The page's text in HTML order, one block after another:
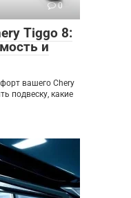
0
Tiggo 8:
и
вашего Chery
подвеску, какие